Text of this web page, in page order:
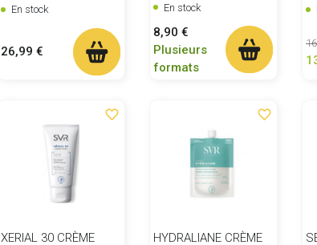
En stock
Prix
26,99 €
En stock
Prix
8,90 €
Plusieurs
formats
favorite_border
XERIAL 30 CRÈME
favorite_border
HYDRALIANE CRÈME